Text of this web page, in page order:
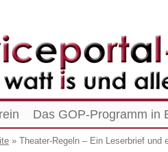
Das GOP-Programm in
» Theater-Regeln – Ein Leserbrief und